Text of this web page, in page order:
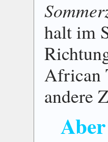
halt im
African
andere